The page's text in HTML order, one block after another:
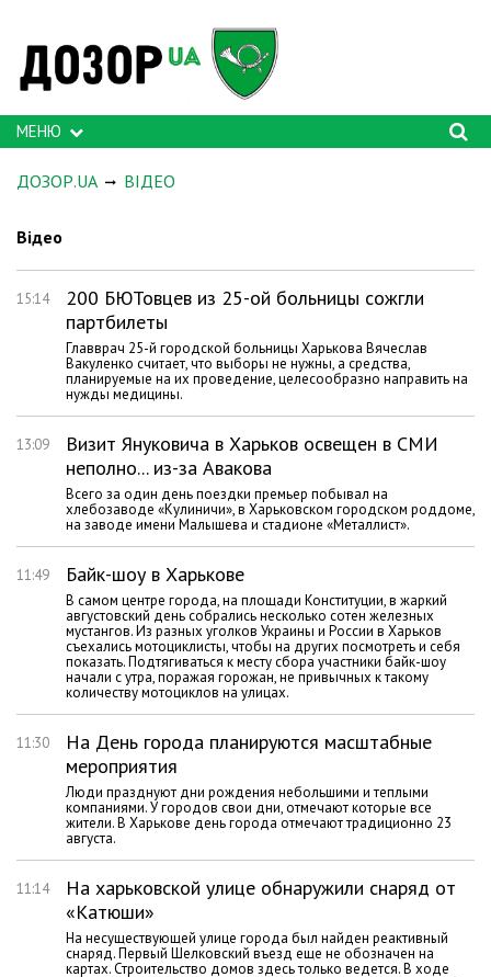
МЕНЮ
ДОЗОР.UA ВІДЕО
Відео
15:14
200 БЮТовцев из 25-ой больницы сожгли
партбилеты
Главврач 25-й городской больницы Харькова Вячеслав
Вакуленко считает, что выборы не нужны, а средства,
планируемые на их проведение, целесообразно направить на
нужды медицины.
13:09
Визит Януковича в Харьков освещен в СМИ
неполно... из-за Авакова
Всего за один день поездки премьер побывал на
хлебозаводе «Кулиничи», в Харьковском городском роддоме,
на заводе имени Малышева и стадионе «Металлист».
11:49 Байк-шоу в Харькове
В самом центре города, на площади Конституции, в жаркий
августовский день собрались несколько сотен железных
мустангов. Из разных уголков Украины и России в Харьков
съехались мотоциклисты, чтобы на других посмотреть и себя
показать. Подтягиваться к месту сбора участники байк-шоу
начали с утра, поражая горожан, не привычных к такому
количеству мотоциклов на улицах.
11:30
На День города планируются масштабные
мероприятия
Люди празднуют дни рождения небольшими и теплыми
компаниями. У городов свои дни, отмечают которые все
жители. В Харькове день города отмечают традиционно 23
августа.
11:14
На харьковской улице обнаружили снаряд от
«Катюши»
На несуществующей улице города был найден реактивный
снаряд. Первый Шелковский въезд еще не обозначен на
картах. Строительство домов здесь только ведется. В ходе